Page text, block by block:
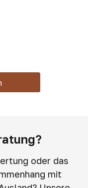
oder das
mit